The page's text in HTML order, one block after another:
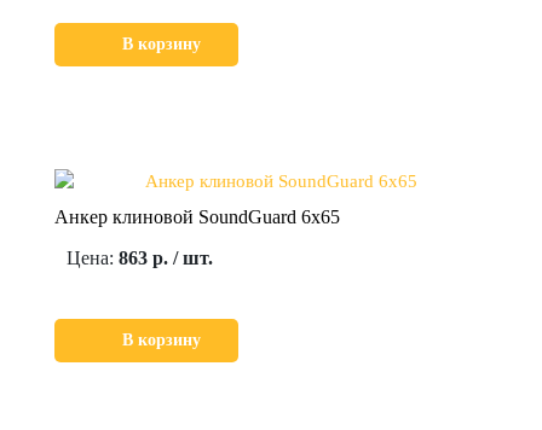
В корзину
Анкер клиновой SoundGuard 6х65
Цена: 863 р. / шт.
В корзину